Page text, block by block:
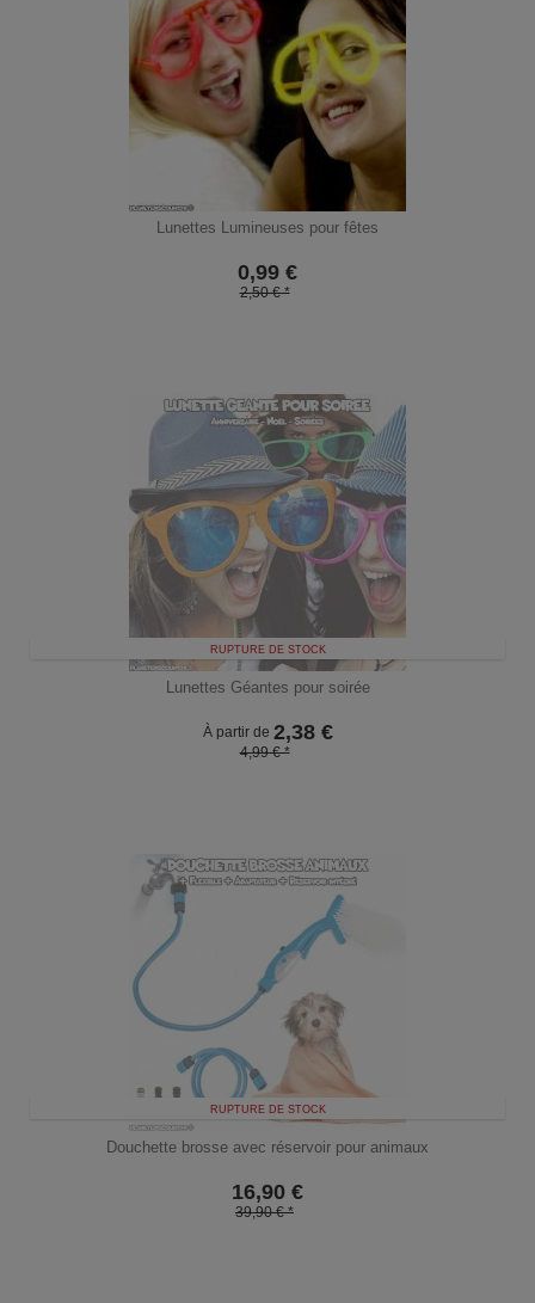
Lunettes Lumineuses pour fêtes
0,99 €
2,50 € *
RUPTURE DE STOCK
Lunettes Géantes pour soirée
À partir de 2,38€
4,99 € *
RUPTURE DE STOCK
Douchette brosse avec réservoir pour animaux
16,90 €
39,90 € *